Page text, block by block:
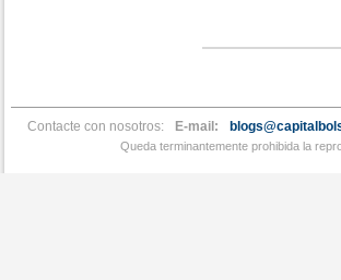
Contacte con nosotros: E-mail:
Queda terminantemente prohibida la